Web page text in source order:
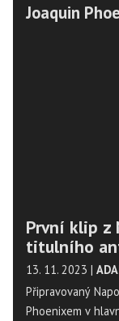
Joaquin
První klip z
titulního
13. 11. 2023 |
Připravovaný
Phoenixem v